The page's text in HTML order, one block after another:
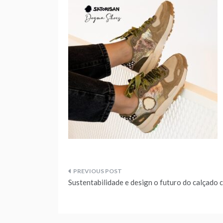
Navegação
Sustentabilidade e design o futuro do calçado